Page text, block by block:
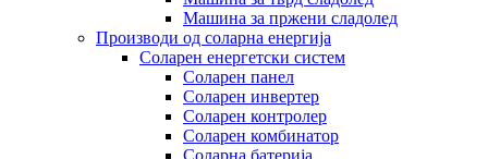
Машина за пржени сладолед
Производи од соларна енергија
Соларен енергетски систем
Соларен панел
Соларен инвертер
Соларен контролер
Соларен комбинатор
Соларна батерија